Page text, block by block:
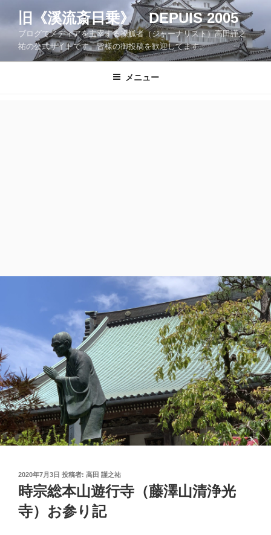
ツ
旧《溪流斎日乗》 DEPUIS 2005
ブログでメディアを主宰する操觚者（ジャーナリスト）高田謹之
祐の公式サイトです。皆様の御投稿を歓迎してます。
メニュー
投
稿
日:
2020年7月3日 投稿者: 高田 謹之祐
時宗総本山遊行寺（藤澤山清浄光
寺）お参り記